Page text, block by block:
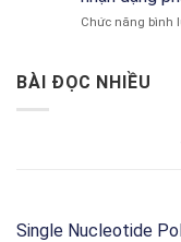
Chức năng bình
BÀI ĐỌC NHIỀU
Single Nucleotide